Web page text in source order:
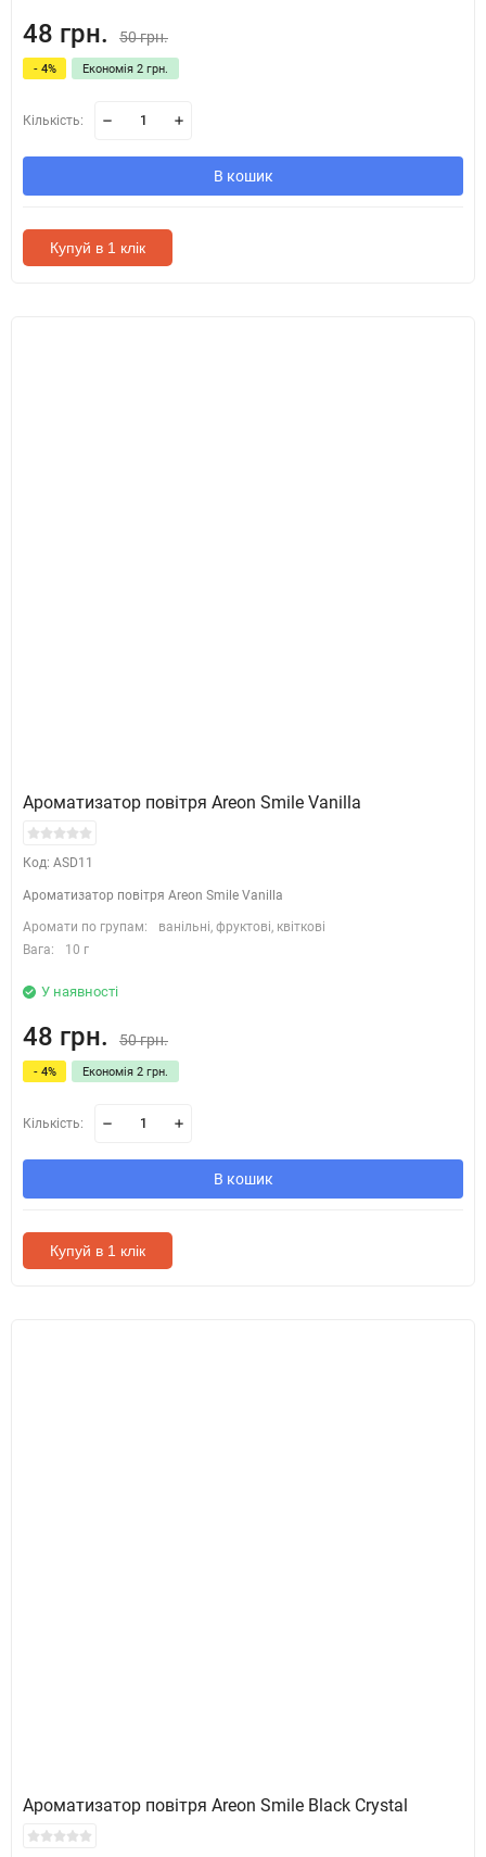
48 грн. 50 грн.
- 4% Економія 2 грн.
Кількість:
В кошик
Купуй в 1 клік
Ароматизатор повітря Areon Smile Vanilla
Код: ASD11
Ароматизатор повітря Areon Smile Vanilla
Аромати по групам:
ванільні, фруктові, квіткові
Вага:
10 г
У наявності
48 грн. 50 грн.
- 4% Економія 2 грн.
Кількість:
В кошик
Купуй в 1 клік
Ароматизатор повітря Areon Smile Black Crystal